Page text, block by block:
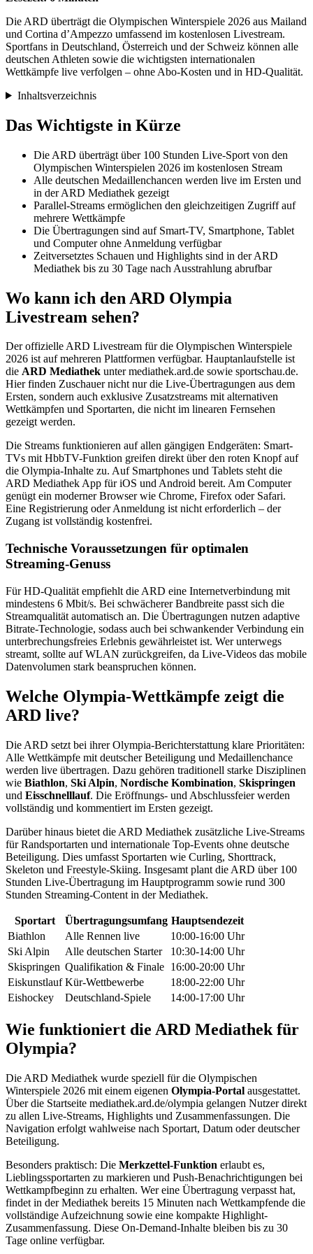
Die ARD überträgt die Olympischen Winterspiele 2026 aus Mailand
und Cortina d’Ampezzo umfassend im kostenlosen Livestream.
Sportfans in Deutschland, Österreich und der Schweiz können alle
deutschen Athleten sowie die wichtigsten internationalen
Wettkämpfe live verfolgen – ohne Abo-Kosten und in HD-Qualität.
Inhaltsverzeichnis
Das Wichtigste in Kürze
Die ARD überträgt über 100 Stunden Live-Sport von den
Olympischen Winterspielen 2026 im kostenlosen Stream
Alle deutschen Medaillenchancen werden live im Ersten und
in der ARD Mediathek gezeigt
Parallel-Streams ermöglichen den gleichzeitigen Zugriff auf
mehrere Wettkämpfe
Die Übertragungen sind auf Smart-TV, Smartphone, Tablet
und Computer ohne Anmeldung verfügbar
Zeitversetztes Schauen und Highlights sind in der ARD
Mediathek bis zu 30 Tage nach Ausstrahlung abrufbar
Wo kann ich den ARD Olympia
Livestream sehen?
Der offizielle ARD Livestream für die Olympischen Winterspiele
2026 ist auf mehreren Plattformen verfügbar. Hauptanlaufstelle ist
die ARD Mediathek unter mediathek.ard.de sowie sportschau.de.
Hier finden Zuschauer nicht nur die Live-Übertragungen aus dem
Ersten, sondern auch exklusive Zusatzstreams mit alternativen
Wettkämpfen und Sportarten, die nicht im linearen Fernsehen
gezeigt werden.
Die Streams funktionieren auf allen gängigen Endgeräten: Smart-
TVs mit HbbTV-Funktion greifen direkt über den roten Knopf auf
die Olympia-Inhalte zu. Auf Smartphones und Tablets steht die
ARD Mediathek App für iOS und Android bereit. Am Computer
genügt ein moderner Browser wie Chrome, Firefox oder Safari.
Eine Registrierung oder Anmeldung ist nicht erforderlich – der
Zugang ist vollständig kostenfrei.
Technische Voraussetzungen für optimalen
Streaming-Genuss
Für HD-Qualität empfiehlt die ARD eine Internetverbindung mit
mindestens 6 Mbit/s. Bei schwächerer Bandbreite passt sich die
Streamqualität automatisch an. Die Übertragungen nutzen adaptive
Bitrate-Technologie, sodass auch bei schwankender Verbindung ein
unterbrechungsfreies Erlebnis gewährleistet ist. Wer unterwegs
streamt, sollte auf WLAN zurückgreifen, da Live-Videos das mobile
Datenvolumen stark beanspruchen können.
Welche Olympia-Wettkämpfe zeigt die
ARD live?
Die ARD setzt bei ihrer Olympia-Berichterstattung klare Prioritäten:
Alle Wettkämpfe mit deutscher Beteiligung und Medaillenchance
werden live übertragen. Dazu gehören traditionell starke Disziplinen
wie Biathlon, Ski Alpin, Nordische Kombination, Skispringen
und Eisschnelllauf. Die Eröffnungs- und Abschlussfeier werden
vollständig und kommentiert im Ersten gezeigt.
Darüber hinaus bietet die ARD Mediathek zusätzliche Live-Streams
für Randsportarten und internationale Top-Events ohne deutsche
Beteiligung. Dies umfasst Sportarten wie Curling, Shorttrack,
Skeleton und Freestyle-Skiing. Insgesamt plant die ARD über 100
Stunden Live-Übertragung im Hauptprogramm sowie rund 300
Stunden Streaming-Content in der Mediathek.
Sportart Übertragungsumfang Hauptsendezeit
Biathlon
Alle Rennen live
10:00-16:00 Uhr
Ski Alpin
Alle deutschen Starter
10:30-14:00 Uhr
Skispringen Qualifikation & Finale 16:00-20:00 Uhr
Eiskunstlauf Kür-Wettbewerbe
18:00-22:00 Uhr
Eishockey
Deutschland-Spiele 14:00-17:00 Uhr
Wie funktioniert die ARD Mediathek für
Olympia?
Die ARD Mediathek wurde speziell für die Olympischen
Winterspiele 2026 mit einem eigenen Olympia-Portal ausgestattet.
Über die Startseite mediathek.ard.de/olympia gelangen Nutzer direkt
zu allen Live-Streams, Highlights und Zusammenfassungen. Die
Navigation erfolgt wahlweise nach Sportart, Datum oder deutscher
Beteiligung.
Besonders praktisch: Die Merkzettel-Funktion erlaubt es,
Lieblingssportarten zu markieren und Push-Benachrichtigungen bei
Wettkampfbeginn zu erhalten. Wer eine Übertragung verpasst hat,
findet in der Mediathek bereits 15 Minuten nach Wettkampfende die
vollständige Aufzeichnung sowie eine kompakte Highlight-
Zusammenfassung. Diese On-Demand-Inhalte bleiben bis zu 30
Tage online verfügbar.